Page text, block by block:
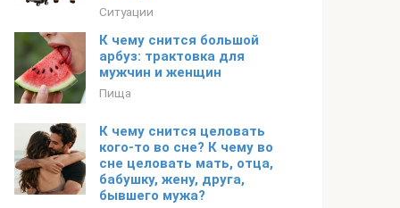
Ситуации
К чему снится большой
арбуз: трактовка для
мужчин и женщин
Пища
К чему снится целовать
кого-то во сне? К чему во
сне целовать мать, отца,
бабушку, жену, друга,
бывшего мужа?